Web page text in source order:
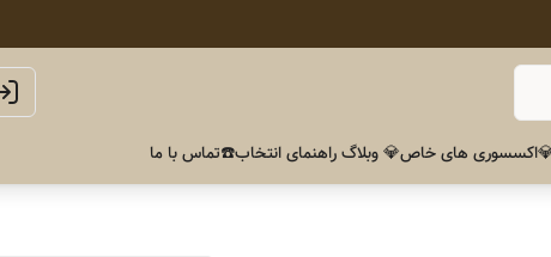
های خاص💎 وبلاگ راهنمای انتخاب☎️تماس با ما